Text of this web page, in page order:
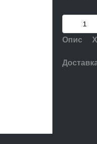
Опис